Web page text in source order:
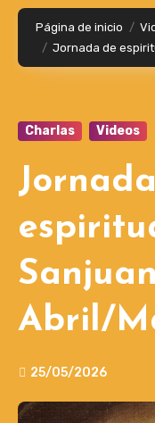
Página de inicio
Jornada de
Charlas Videos
Abril/
25/05/2026